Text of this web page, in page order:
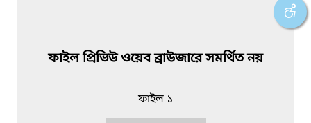
ফাইল প্রিভিউ ওয়েব ব্রাউজারে সমর্থিত নয়
ফাইল ১